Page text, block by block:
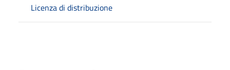
Licenza di distribuzione